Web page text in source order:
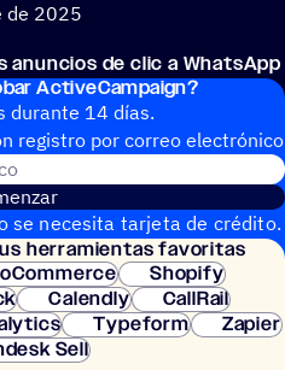
de 2025
anun­cios de clic a WhatsApp
de 2025
ActiveCampaign?
durante 14 días.
regis­tro por correo electrónico
Dirección de correo electrónico
se necesita tarjeta de crédito.
instantánea.
herramientas favoritas
Shopify
Calendly
CallRail
Typeform
Zapier
Sell